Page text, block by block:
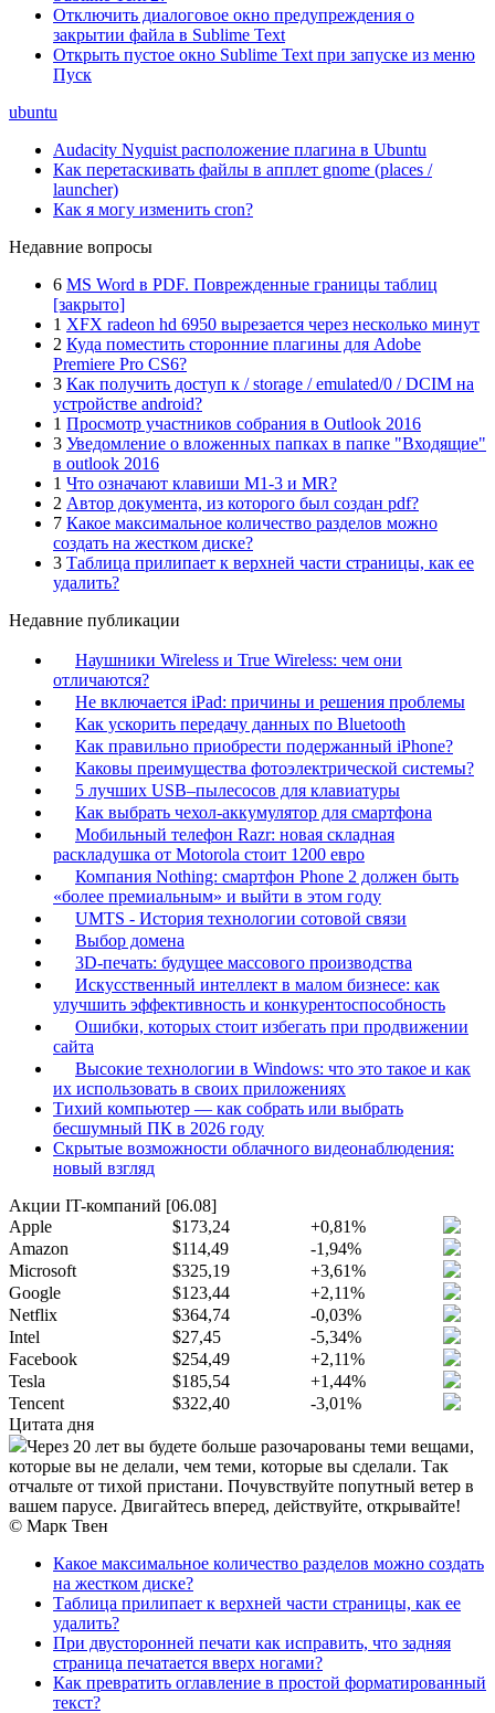
Отключить диалоговое окно предупреждения о
закрытии файла в Sublime Text
Открыть пустое окно Sublime Text при запуске из меню
Пуск
ubuntu
Audacity Nyquist расположение плагина в Ubuntu
Как перетаскивать файлы в апплет gnome (places /
launcher)
Как я могу изменить cron?
Недавние вопросы
6 MS Word в PDF. Поврежденные границы таблиц
[закрыто]
1 XFX radeon hd 6950 вырезается через несколько минут
2 Куда поместить сторонние плагины для Adobe
Premiere Pro CS6?
3 Как получить доступ к / storage / emulated/0 / DCIM на
устройстве android?
1 Просмотр участников собрания в Outlook 2016
3 Уведомление о вложенных папках в папке "Входящие"
в outlook 2016
1 Что означают клавиши M1-3 и MR?
2 Автор документа, из которого был создан pdf?
7 Какое максимальное количество разделов можно
создать на жестком диске?
3 Таблица прилипает к верхней части страницы, как ее
удалить?
Недавние публикации
Наушники Wireless и True Wireless: чем они
отличаются?
Не включается iPad: причины и решения проблемы
Как ускорить передачу данных по Bluetooth
Как правильно приобрести подержанный iPhone?
Каковы преимущества фотоэлектрической системы?
5 лучших USB–пылесосов для клавиатуры
Как выбрать чехол-аккумулятор для смартфона
Мобильный телефон Razr: новая складная
раскладушка от Motorola стоит 1200 евро
Компания Nothing: смартфон Phone 2 должен быть
«более премиальным» и выйти в этом году
UMTS - История технологии сотовой связи
Выбор домена
3D-печать: будущее массового производства
Искусственный интеллект в малом бизнесе: как
улучшить эффективность и конкурентоспособность
Ошибки, которых стоит избегать при продвижении
сайта
Высокие технологии в Windows: что это такое и как
их использовать в своих приложениях
Тихий компьютер — как собрать или выбрать
бесшумный ПК в 2026 году
Скрытые возможности облачного видеонаблюдения:
новый взгляд
Акции IT-компаний [06.08]
Apple
$173,24
+0,81%
Amazon
$114,49
-1,94%
Microsoft
$325,19
+3,61%
Google
$123,44
+2,11%
Netflix
$364,74
-0,03%
Intel
$27,45
-5,34%
Facebook
$254,49
+2,11%
Tesla
$185,54
+1,44%
Tencent
$322,40
-3,01%
Цитата дня
Через 20 лет вы будете больше разочарованы теми вещами,
которые вы не делали, чем теми, которые вы сделали. Так
отчальте от тихой пристани. Почувствуйте попутный ветер в
вашем парусе. Двигайтесь вперед, действуйте, открывайте!
© Марк Твен
Какое максимальное количество разделов можно создать
на жестком диске?
Таблица прилипает к верхней части страницы, как ее
удалить?
При двусторонней печати как исправить, что задняя
страница печатается вверх ногами?
Как превратить оглавление в простой форматированный
текст?